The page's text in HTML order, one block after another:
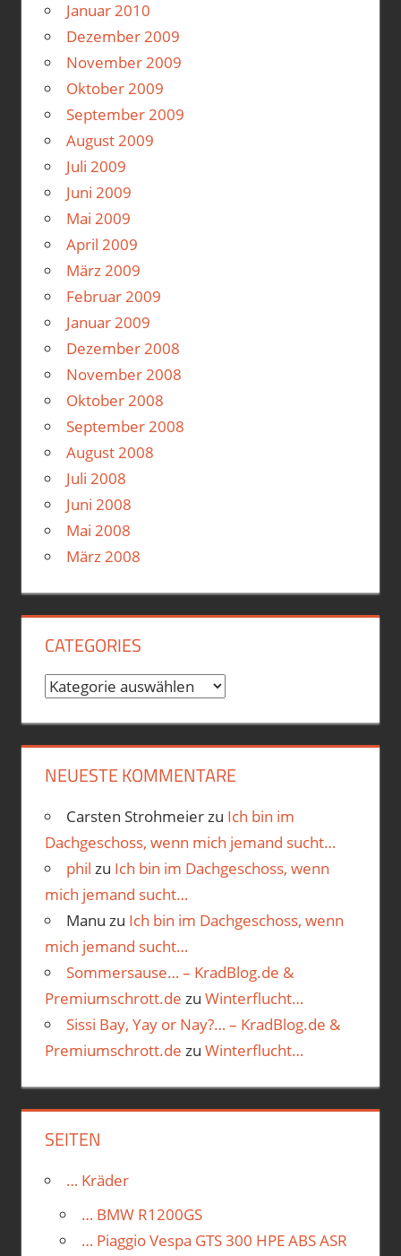
Januar 2010
Dezember 2009
November 2009
Oktober 2009
September 2009
August 2009
Juli 2009
Juni 2009
Mai 2009
April 2009
März 2009
Februar 2009
Januar 2009
Dezember 2008
November 2008
Oktober 2008
September 2008
August 2008
Juli 2008
Juni 2008
Mai 2008
März 2008
CATEGORIES
Categories
NEUESTE KOMMENTARE
Carsten Strohmeierzu Ich bin im
Dachgeschoss, wenn mich jemand sucht…
phil zu Ich bin im Dachgeschoss, wenn
mich jemand sucht…
Manu zu Ich bin im Dachgeschoss, wenn
mich jemand sucht…
Sommersause… – KradBlog.de &
Premiumschrott.de zu Winterflucht…
Sissi Bay, Yay or Nay?… – KradBlog.de &
Premiumschrott.de zu Winterflucht…
SEITEN
… Kräder
… BMW R1200GS
… Piaggio Vespa GTS 300 HPE ABS ASR